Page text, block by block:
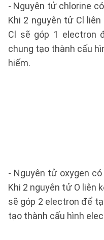
- Nguyên tử chlorine
Khi 2 nguyên tử Cl
Cl sẽ góp 1 electron
chung tạo thành cấu
hiếm.
- Nguyên tử oxygen
Khi 2 nguyên tử O liên
sẽ góp 2 electron để
tạo thành cấu hình